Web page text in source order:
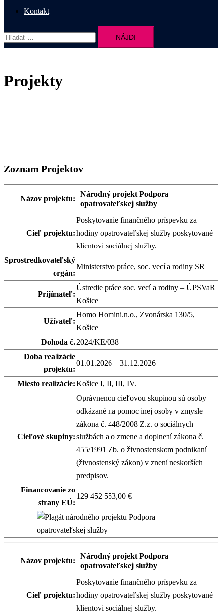
Kontakt
Hľadať:
Projekty
Zoznam Projektov
Názov projektu:
Národný projekt Podpora
opatrovateľskej služby
Cieľ projektu:
Poskytovanie finančného príspevku za
hodiny opatrovateľskej služby poskytované
klientovi sociálnej služby.
Sprostredkovateľský
orgán:
Ministerstvo práce, soc. vecí a rodiny SR
Prijímateľ:
Ústredie práce soc. vecí a rodiny – ÚPSVaR
Košice
Užívateľ:
Homo Homini.n.o., Zvonárska 130/5,
Košice
Dohoda č.2024/KE/038
Doba realizácie
projektu:
01.01.2026 – 31.12.2026
Miesto realizácie:Košice I, II, III, IV.
Cieľové skupiny:
Oprávnenou cieľovou skupinou sú osoby
odkázané na pomoc inej osoby v zmysle
zákona č. 448/2008 Z.z. o sociálnych
službách a o zmene a doplnení zákona č.
455/1991 Zb. o živnostenskom podnikaní
(živnostenský zákon) v znení neskorších
predpisov.
Financovanie zo
strany EÚ:
129 452 553,00 €
Názov projektu:
Národný projekt Podpora
opatrovateľskej služby
Cieľ projektu:
Poskytovanie finančného príspevku za
hodiny opatrovateľskej služby poskytované
klientovi sociálnej služby.